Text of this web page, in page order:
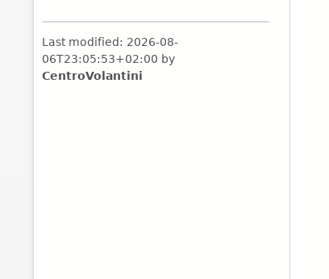
Last modified: 2026-08-
06T23:05:53+02:00 by
CentroVolantini